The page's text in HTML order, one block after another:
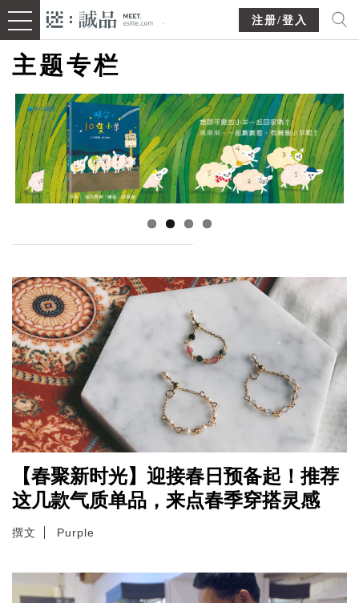
注册/登入
主题专栏
【春聚新时光】迎接春日预备起！推荐
这几款气质单品，来点春季穿搭灵感
撰文 Purple